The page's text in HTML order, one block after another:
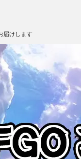
届けします